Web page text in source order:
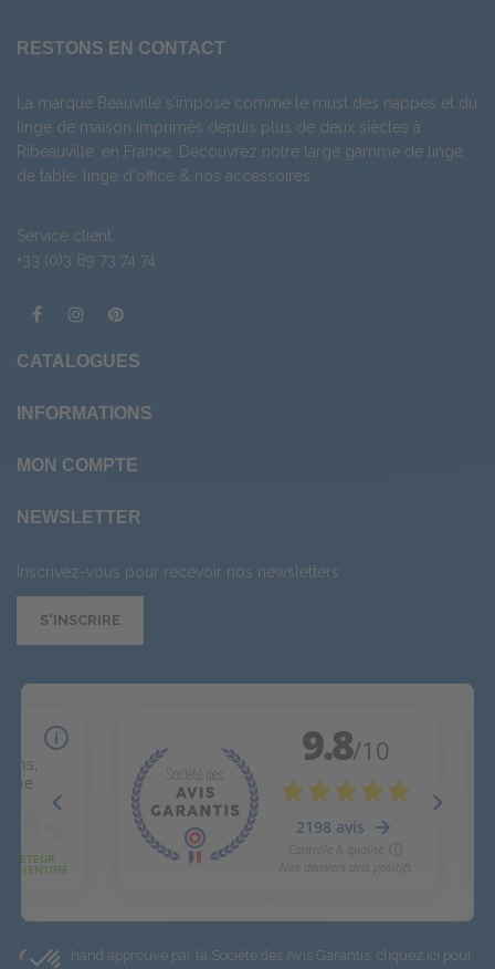
RESTONS EN CONTACT
La marque Beauvillé s’impose comme le must des nappes et du
linge de maison imprimés depuis plus de deux siècles à
Ribeauvillé, en France. Découvrez notre large gamme de linge
de table
linge d'office & nos accessoires
Service client
+33 (0)3 89 73 74 74
CATALOGUES
INFORMATIONS
MON COMPTE
NEWSLETTER
Inscrivez-vous pour recevoir nos newsletters
S'INSCRIRE
Marchand approuvé par la Société des Avis Garantis, cliquez ici pour